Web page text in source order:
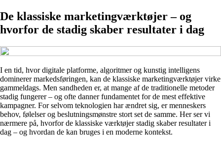
De klassiske marketingværktøjer – og
hvorfor de stadig skaber resultater i dag
I en tid, hvor digitale platforme, algoritmer og kunstig intelligens
dominerer markedsføringen, kan de klassiske marketingværktøjer virke
gammeldags. Men sandheden er, at mange af de traditionelle metoder
stadig fungerer – og ofte danner fundamentet for de mest effektive
kampagner. For selvom teknologien har ændret sig, er menneskers
behov, følelser og beslutningsmønstre stort set de samme. Her ser vi
nærmere på, hvorfor de klassiske værktøjer stadig skaber resultater i
dag – og hvordan de kan bruges i en moderne kontekst.